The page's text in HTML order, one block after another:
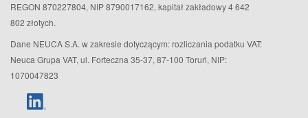
REGON 870227804, NIP 8790017162, kapitał zakładowy 4 642
802 złotych.
Dane NEUCA S.A. w zakresie dotyczącym: rozliczania podatku VAT:
Neuca Grupa VAT, ul. Forteczna 35-37, 87-100 Toruń, NIP:
1070047823